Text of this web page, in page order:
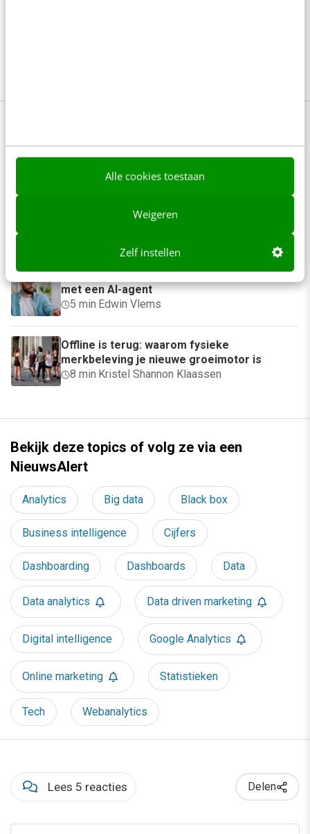
Alle cookies toestaan
Weigeren
Zelf instellen
Anderen lezen ook
de managementtest
Je ‘sterke merk’ overleeft geen kwartier
met een AI-agent
5 min· Edwin Vlems
Offline is terug: waarom fysieke
merkbeleving je nieuwe groeimotor is
8 min· Kristel Shannon Klaassen
Bekijk deze topics of volg ze via een
NieuwsAlert
Analytics Big data Black box
Business intelligence Cijfers
Dashboarding Dashboards Data
Data analytics Data driven marketing
Digital intelligence Google Analytics
Online marketing Statistieken
Tech Webanalytics
Lees 5 reacties Delen